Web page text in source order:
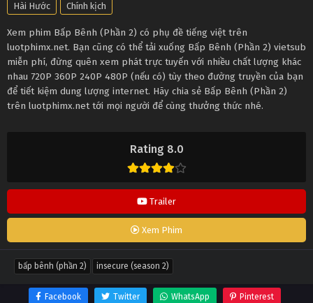
Rating 8.0
Trailer
Xem Phim
Hài Hước Chính kịch
Xem phim Bấp Bênh (Phần 2) có phụ đề tiếng việt trên
luotphimx.net. Bạn cũng có thể tải xuống Bấp Bênh (Phần 2) vietsub
miễn phí, đừng quên xem phát trực tuyến với nhiều chất lượng khác
nhau 720P 360P 240P 480P (nếu có) tùy theo đường truyền của bạn
để tiết kiệm dung lượng internet. Hãy chia sẻ Bấp Bênh (Phần 2)
trên luotphimx.net tới mọi người để cùng thưởng thức nhé.
bấp bênh (phần 2) insecure (season 2)
Facebook Twitter WhatsApp Pinterest